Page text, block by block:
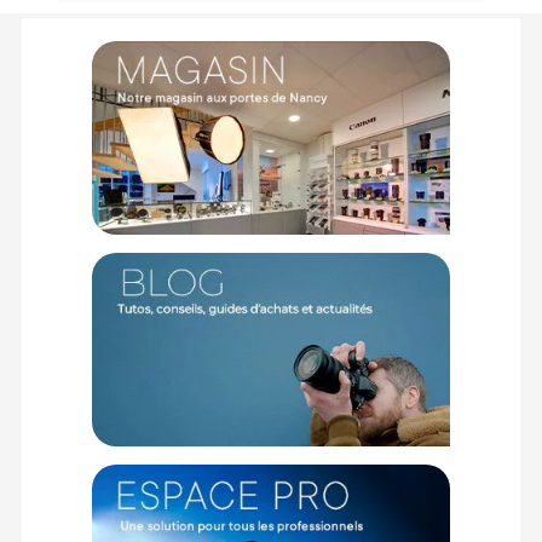
Renforcement rigidité : Afin d'augmenter la rigidité et
la durée de vie de vos fonds, nous vous recommandons
l'utilisation d'un mandrin en aluminium.
Voici une
référence pouvant convenir à vos besoins :Manfrotto
Lighting Alu-core 2,75m.
Points forts du fond papier Savage 2,72x11m
Lemonade :
Teinte Lemonade lumineuse valorisant les ambiances
douces et printanières
Grande largeur de 2,72 mètres offrant une liberté de
Rouleau de 11 mètres garantissant un fond
Grammage épais assurant un tombé lourd sans le
moindre pli
trépieds
Finition mate antireflet sublimant le modelé de vos
éclairages